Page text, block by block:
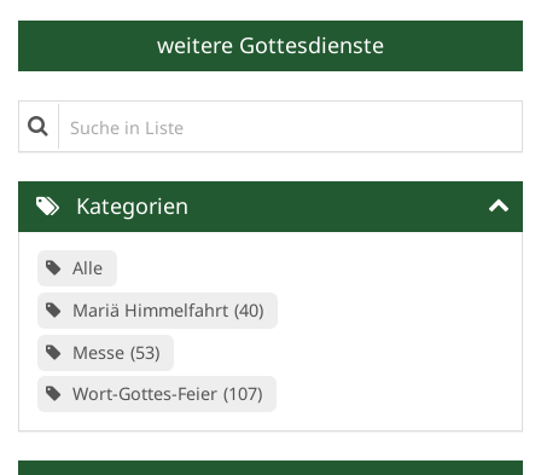
weitere Gottesdienste
Suche in Liste
Kategorien
Alle
Mariä Himmelfahrt 40
Messe 53
Wort-Gottes-Feier 107